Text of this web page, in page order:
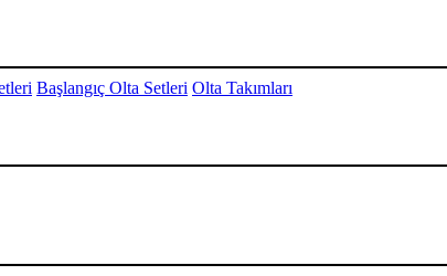
Başlangıç Olta Setleri Olta Takımları